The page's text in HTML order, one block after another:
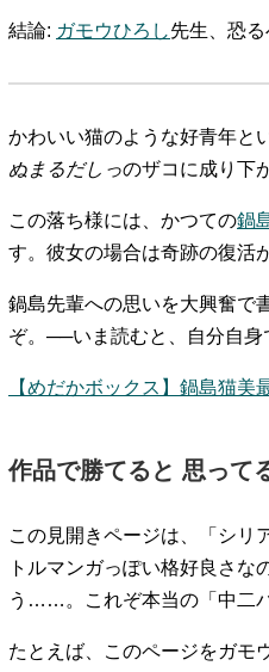
結論: ガモウひろし先生、恐
かわいい猫のような好青年と
ぬまるだしっのザコに成り下
この落ち様には、かつての鍋
す。彼女の場合は奇跡の復活
鍋島先輩への思いを大興奮で
ぞ。──いま読むと、自分自身
【めだかボックス】鍋島猫
作品で勝てると 思って
この見開きページは、「シリ
トルマンガっぽい格好良さ
う……。これぞ本当の「中二
たとえば、このページをガモ